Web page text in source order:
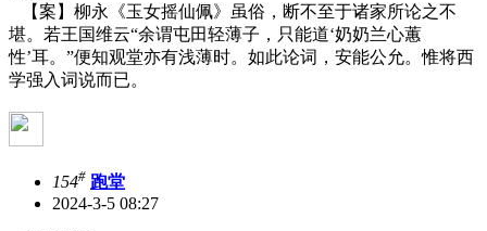
【案】柳永《玉女摇仙佩》虽俗，断不至于诸家所论之不
堪。若王国维云“余谓屯田轻薄子，只能道‘奶奶兰心蕙
性’耳。”便知观堂亦有浅薄时。如此论词，安能公允。惟将西
学强入词说而已。
154# 跑堂
2024-3-5 08:27